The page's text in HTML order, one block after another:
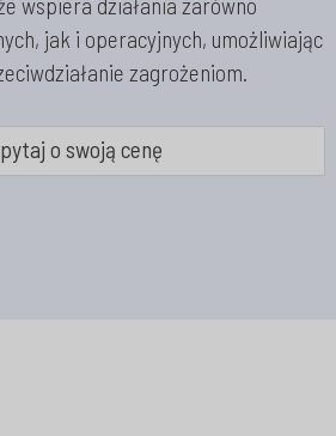
jak i operacyjnych, umożliwiając
zagrożeniom.
o swoją cenę